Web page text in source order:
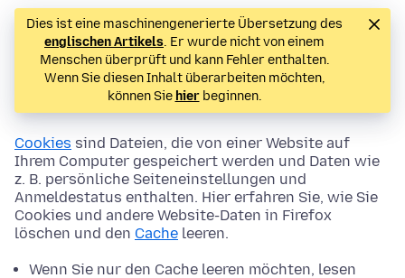
Dies ist eine maschinengenerierte Übersetzung des
englischen Artikels. Er wurde nicht von einem
Menschen überprüft und kann Fehler enthalten.
Wenn Sie diesen Inhalt überarbeiten möchten,
können Sie hierbeginnen.
Cookies sind Dateien, die von einer Website auf
Ihrem Computer gespeichert werden und Daten wie
z. B. persönliche Seiteneinstellungen und
Anmeldestatus enthalten. Hier erfahren Sie, wie Sie
Cookies und andere Website-Daten in Firefox
löschen und den Cache leeren.
Wenn Sie nur den Cache leeren möchten, lesen